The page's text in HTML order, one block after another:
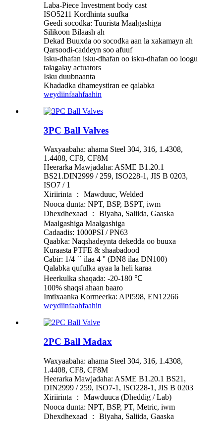
Laba-Piece Investment body cast
ISO5211 Kordhinta suufka
Geedi socodka: Tuurista Maalgashiga
Silikoon Bilaash ah
Dekad Buuxda oo socodka aan la xakamayn ah
Qarsoodi-caddeyn soo afuuf
Isku-dhafan isku-dhafan oo isku-dhafan oo loogu
talagalay actuators
Isku duubnaanta
Khadadka dhameystiran ee qalabka
weydiinfaahfaahin
3PC Ball Valves
Waxyaabaha: ahama Steel 304, 316, 1.4308,
1.4408, CF8, CF8M
Heerarka Mawjadaha: ASME B1.20.1
BS21.DIN2999 / 259, ISO228-1, JIS B 0203,
ISO7 / 1
Xiriirinta ： Mawduuc, Welded
Nooca dunta: NPT, BSP, BSPT, iwm
Dhexdhexaad ： Biyaha, Saliida, Gaaska
Maalgashiga Maalgashiga
Cadaadis: 1000PSI / PN63
Qaabka: Naqshadeynta dekedda oo buuxa
Kuraasta PTFE & shaabadood
Cabir: 1/4 `` ilaa 4 '' (DN8 ilaa DN100)
Qalabka qufulka ayaa la heli karaa
Heerkulka shaqada: -20-180 ℃
100% shaqsi ahaan baaro
Imtixaanka Kormeerka: API598, EN12266
weydiinfaahfaahin
2PC Ball Madax
Waxyaabaha: ahama Steel 304, 316, 1.4308,
1.4408, CF8, CF8M
Heerarka Mawjadaha: ASME B1.20.1 BS21,
DIN2999 / 259, ISO7-1, ISO228-1, JIS B 0203
Xiriirinta ： Mawduuca (Dheddig / Lab)
Nooca dunta: NPT, BSP, PT, Metric, iwm
Dhexdhexaad ： Biyaha, Saliida, Gaaska